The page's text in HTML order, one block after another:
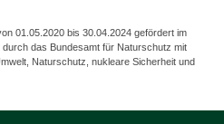
01.05.2020 bis 30.04.2024 gefördert im
durch das Bundesamt für Naturschutz mit
Naturschutz, nukleare Sicherheit und